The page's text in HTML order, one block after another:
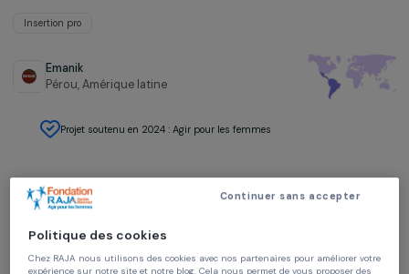
Formation des femmes à la
Insertion pro
Emanik
Projet soutenu en 2024 : Agir pour les femmes